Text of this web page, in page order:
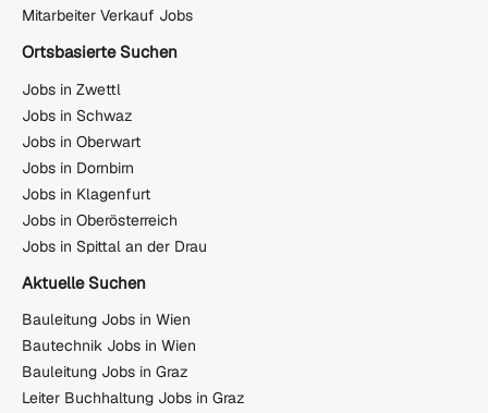
Mitarbeiter Verkauf Jobs
Ortsbasierte Suchen
Jobs in Zwettl
Jobs in Schwaz
Jobs in Oberwart
Jobs in Dornbirn
Jobs in Klagenfurt
Jobs in Oberösterreich
Jobs in Spittal an der Drau
Aktuelle Suchen
Bauleitung Jobs in Wien
Bautechnik Jobs in Wien
Bauleitung Jobs in Graz
Leiter Buchhaltung Jobs in Graz